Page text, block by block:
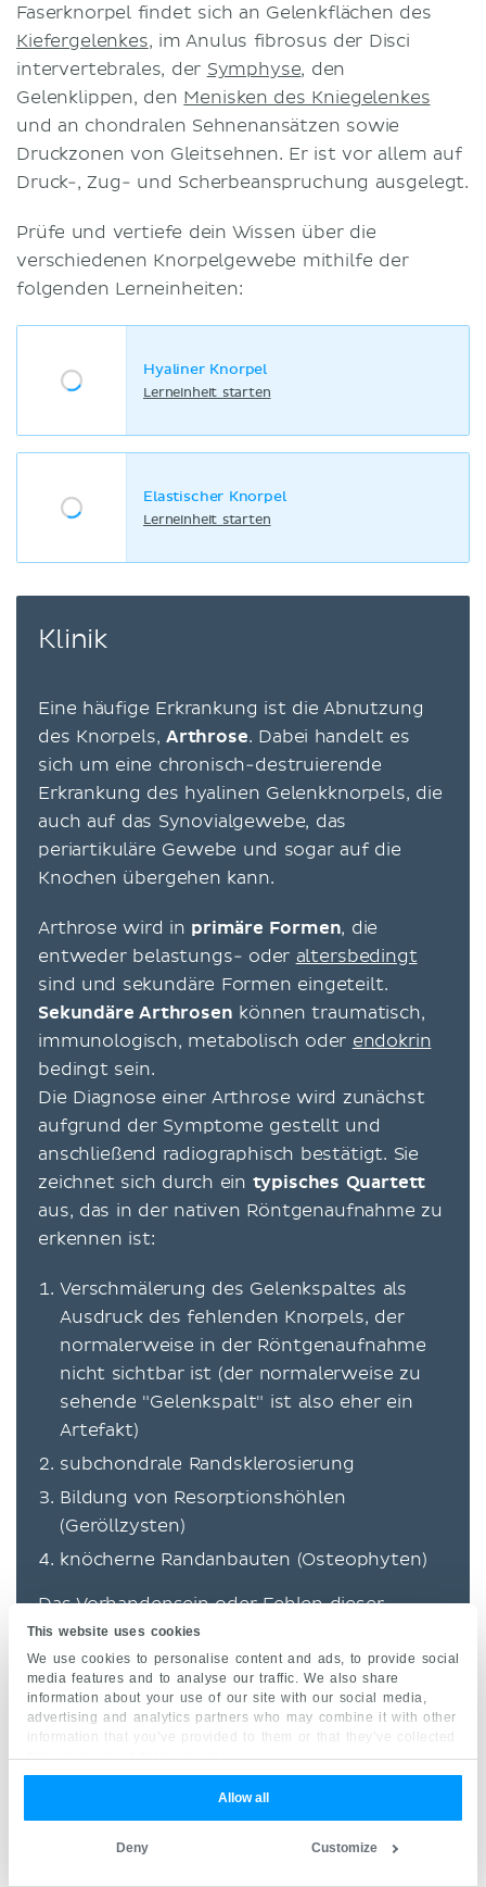
This website uses cookies
We use cookies to personalise content and ads, to provide social
media features and to analyse our traffic. We also share
information about your use of our site with our social media,
advertising and analytics partners who may combine it with other
information that you’ve provided to them or that they’ve collected
from your use of their services.
Allow all
Customize
Deny
Faserknorpel findet sich an Gelenkflächen des
Kiefergelenkes, im Anulus fibrosus der Disci
intervertebrales, der Symphyse, den
Gelenklippen, den Menisken des Kniegelenkes
und an chondralen Sehnenansätzen sowie
Druckzonen von Gleitsehnen. Er ist vor allem auf
Druck-, Zug- und Scherbeanspruchung ausgelegt.
Prüfe und vertiefe dein Wissen über die
verschiedenen Knorpelgewebe mithilfe der
folgenden Lerneinheiten:
Hyaliner Knorpel
Lerneinheit starten
Elastischer Knorpel
Lerneinheit starten
Klinik
Eine häufige Erkrankung ist die Abnutzung
des Knorpels, Arthrose. Dabei handelt es
sich um eine chronisch-destruierende
Erkrankung des hyalinen Gelenkknorpels, die
auch auf das Synovialgewebe, das
periartikuläre Gewebe und sogar auf die
Knochen übergehen kann.
Arthrose wird in primäre Formen, die
entweder belastungs- oder altersbedingt
sind und sekundäre Formen eingeteilt.
Sekundäre Arthrosen können traumatisch,
immunologisch, metabolisch oder endokrin
bedingt sein.
Die Diagnose einer Arthrose wird zunächst
aufgrund der Symptome gestellt und
anschließend radiographisch bestätigt. Sie
zeichnet sich durch ein typisches Quartett
aus, das in der nativen Röntgenaufnahme zu
erkennen ist:
Verschmälerung des Gelenkspaltes als
Ausdruck des fehlenden Knorpels, der
normalerweise in der Röntgenaufnahme
nicht sichtbar ist (der normalerweise zu
sehende "Gelenkspalt" ist also eher ein
Artefakt)
subchondrale Randsklerosierung
Bildung von Resorptionshöhlen
(Geröllzysten)
knöcherne Randanbauten (Osteophyten)
Das Vorhandensein oder Fehlen dieser
Merkmale ist einerseits abhängig vom
Stadium der Arthrose, andererseits ist der
Verlauf der Degeneration interindividuell
verschieden. Grundsätzlich gilt, dass die
Anamnese, körperlicher Untersuchung und
Röntgenbild zu stellen ist.
Trotz fehlender Beschwerden können
katastrophale Gelenkzustände herrschen, es